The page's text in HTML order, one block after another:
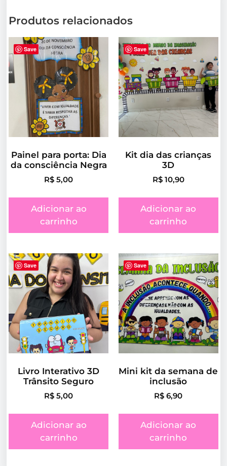
Produtos relacionados
Save
Painel para porta: Dia
da consciência Negra
R$ 5,00
Adicionar ao
carrinho
Save
Kit dia das crianças
3D
R$10,90
Adicionar ao
carrinho
Save
Livro Interativo 3D
Trânsito Seguro
R$ 5,00
Adicionar ao
carrinho
Save
Mini kit da semana de
inclusão
R$ 6,90
Adicionar ao
carrinho